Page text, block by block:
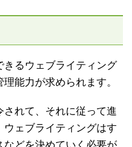
きるウェブライティング
能力が求められます。
れて、それに従って進
ェブライティングはす